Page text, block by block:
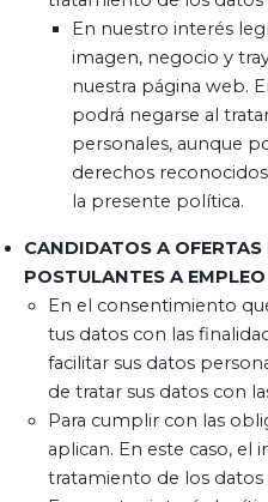
En nuestro interés
imagen, negocio y
nuestra página web.
podrá negarse al
personales, aunque
derechos
la presente política.
CANDIDATOS A
POSTULANTES A EMPLEO
En el consentimiento
tus datos con las
facilitar sus datos
de tratar sus datos con
Para cumplir con las
aplican. En este caso, el
tratamiento de los datos